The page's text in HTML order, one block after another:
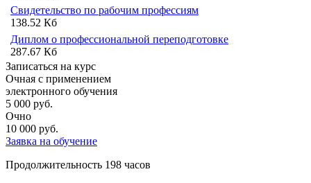
Свидетельство по рабочим профессиям
138.52 Кб
Диплом о профессиональной переподготовке
287.67 Кб
Записаться на курс
Очная с применением
электронного обучения
5 000 руб.
Очно
10 000 руб.
Заявка на обучение
Продолжительность 198 часов